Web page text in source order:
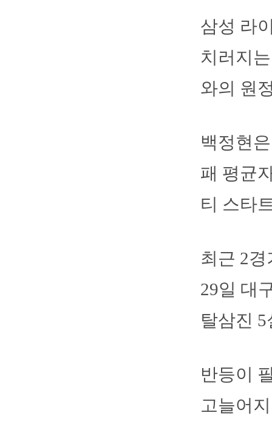
삼성 라
치러지
와의 원
백정현
패 평균
티 스타
최근 2
29일 대
탈삼진
반등이
고늘어